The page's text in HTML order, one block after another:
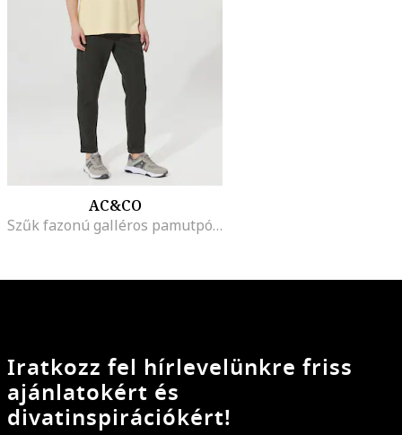
AC&CO
Szűk fazonú galléros pamutpóló, Halványsárga
Iratkozz fel hírlevelünkre friss
ajánlatokért és
divatinspirációkért!